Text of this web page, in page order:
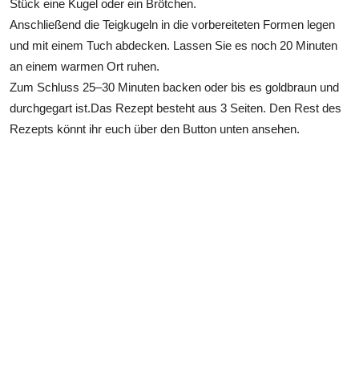
Stück eine Kugel oder ein Brötchen.
Anschließend die Teigkugeln in die vorbereiteten Formen legen
und mit einem Tuch abdecken. Lassen Sie es noch 20 Minuten
an einem warmen Ort ruhen.
Zum Schluss 25–30 Minuten backen oder bis es goldbraun und
durchgegart ist.Das Rezept besteht aus 3 Seiten. Den Rest des
Rezepts könnt ihr euch über den Button unten ansehen.